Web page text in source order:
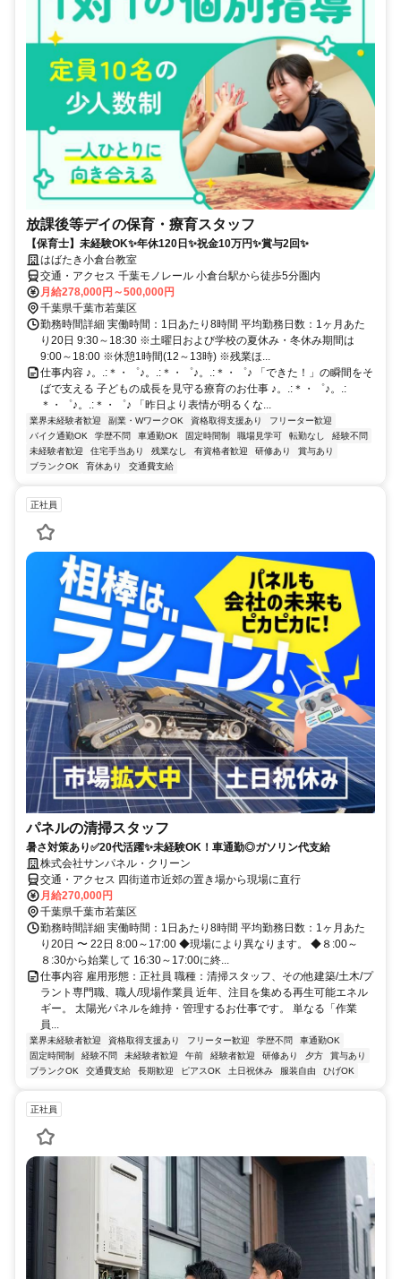
放課後等デイの保育・療育スタッフ
【保育士】未経験OK✨年休120日✨祝金10万円✨賞与2回✨
はばたき小倉台教室
交通・アクセス 千葉モノレール 小倉台駅から徒歩5分圏内
月給278,000円～500,000円
千葉県千葉市若葉区
勤務時間詳細 実働時間：1日あたり8時間 平均勤務日数：1ヶ月あた
り20日 9:30～18:30 ※土曜日および学校の夏休み・冬休み期間は
9:00～18:00 ※休憩1時間(12～13時) ※残業ほ...
仕事内容 ♪。.:＊・゜♪。.:＊・゜♪。.:＊・゜♪ 「できた！」の瞬間をそ
ばで支える 子どもの成長を見守る療育のお仕事 ♪。.:＊・゜♪。.:
＊・゜♪。.:＊・゜♪ 「昨日より表情が明るくな...
業界未経験者歓迎 副業・WワークOK 資格取得支援あり
フリーター歓迎
バイク通勤OK
学歴不問 車通勤OK 固定時間制 職場見学可 転勤なし
経験不問
未経験者歓迎
住宅手当あり 残業なし 有資格者歓迎 研修あり
賞与あり
ブランクOK
育休あり 交通費支給
正社員
パネルの清掃スタッフ
暑さ対策あり✅20代活躍✨未経験OK！車通勤◎ガソリン代支給
株式会社サンパネル・クリーン
交通・アクセス 四街道市近郊の置き場から現場に直行
月給270,000円
千葉県千葉市若葉区
勤務時間詳細 実働時間：1日あたり8時間 平均勤務日数：1ヶ月あた
り20日 〜 22日 8:00～17:00 ◆現場により異なります。 ◆８:00～
８:30から始業して 16:30～17:00に終...
仕事内容 雇用形態：正社員 職種：清掃スタッフ、その他建築/土木/プ
ラント専門職、職人/現場作業員 近年、注目を集める再生可能エネル
ギー。 太陽光パネルを維持・管理するお仕事です。 単なる「作業
員...
業界未経験者歓迎 資格取得支援あり フリーター歓迎 学歴不問
車通勤OK
固定時間制
経験不問 未経験者歓迎 午前 経験者歓迎 研修あり 夕方
賞与あり
ブランクOK
交通費支給 長期歓迎 ピアスOK 土日祝休み 服装自由 ひげOK
正社員